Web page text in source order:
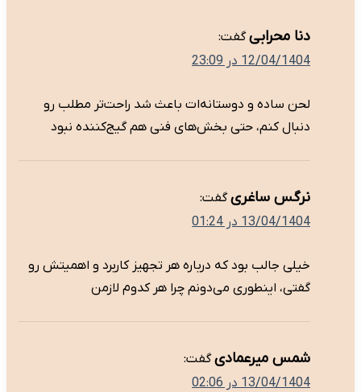
دنا محرابی گفت:
12/04/1404 در 23:09
لحن ساده و دوستانه‌ات باعث شد راحت‌تر مطلب رو
دنبال کنم، حتی بخش‌های فنی هم گیج‌کننده نبود
نرگس ساغری گفت:
13/04/1404 در 01:24
خیلی جالب بود که درباره هر تجهیز کاربرد و اهمیتش رو
گفتی، اینطوری می‌دونم چرا هر کدوم لازمن
شمس میرعمادی گفت:
13/04/1404 در 02:06